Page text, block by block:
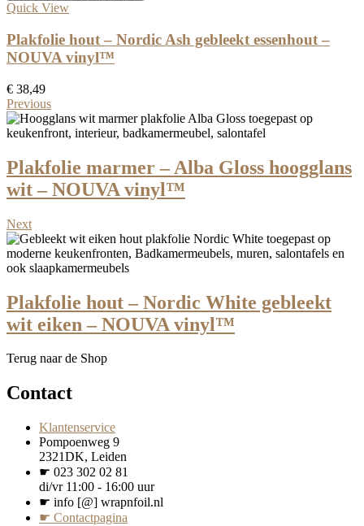
Quick View
Plakfolie hout – Nordic Ash gebleekt essenhout –
NOUVA vinyl™
€ 38,49
Previous
Plakfolie marmer – Alba Gloss hoogglans
wit – NOUVA vinyl™
Next
Plakfolie hout – Nordic White gebleekt
wit eiken – NOUVA vinyl™
Terug naar de Shop
Contact
Klantenservice
Pompoenweg 9
2321DK, Leiden
☛ 023 302 02 81
di/vr 11:00 - 16:00 uur
☛ info [@] wrapnfoil.nl
☛ Contactpagina